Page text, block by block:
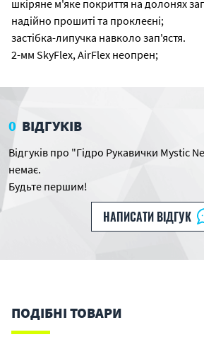
шкіряне м'яке покриття на долонях
надійно прошиті та проклеєні;
застібка-липучка навколо зап'ястя.
2-мм SkyFlex, AirFlex неопрен;
0 ВІДГУКІВ
Відгуків про "Гідро Рукавички Mystic
немає.
Будьте першим!
НАПИСАТИ ВІДГУК
ПОДІБНІ ТОВАРИ